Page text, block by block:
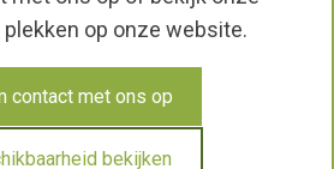
op onze website.
contact met ons op
bekijken